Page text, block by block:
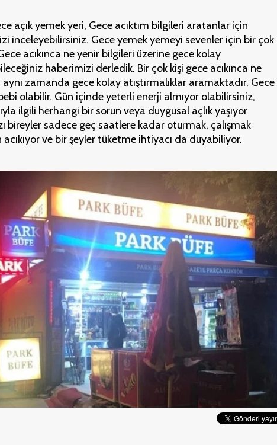
açık yemek yeri, Gece acıktım bilgileri aratanlar için
inceleyebilirsiniz. Gece yemek yemeyi sevenler için bir çok
acıkınca ne yenir bilgileri üzerine gece kolay
haberimizi derledik. Bir çok kişi gece acıkınca ne
zamanda gece kolay atıştırmalıklar aramaktadır. Gece
olabilir. Gün içinde yeterli enerji almıyor olabilirsiniz,
ilgili herhangi bir sorun veya duygusal açlık yaşıyor
bireyler sadece geç saatlere kadar oturmak, çalışmak
acıkıyor ve bir şeyler tüketme ihtiyacı da duyabiliyor.